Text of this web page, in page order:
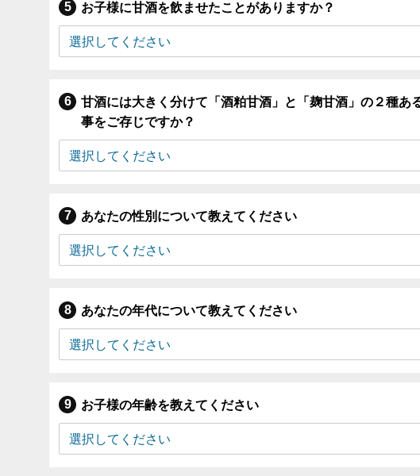
お子様に甘酒を飲ませたことがありますか？
甘酒には大きく分けて「酒粕甘酒」と「麹甘酒」の２種あ
事をご存じですか？
あなたの性別について教えてください
あなたの年代について教えてください
お子様の年齢を教えてください